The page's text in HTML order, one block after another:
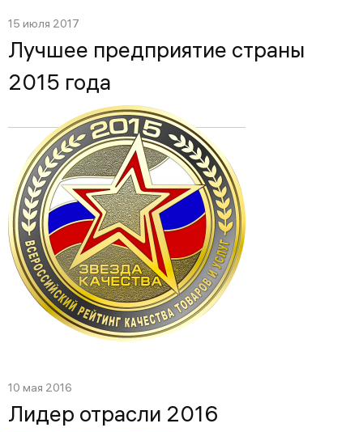
15 июля 2017
Лучшее предприятие страны
2015 года
10 мая 2016
Лидер отрасли 2016